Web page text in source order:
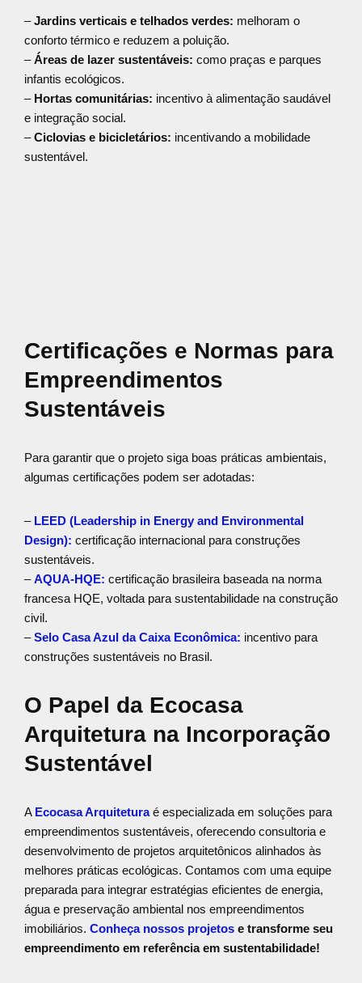
–Jardins verticais e telhados verdes: melhoram o
conforto térmico e reduzem a poluição.
–Áreas de lazer sustentáveis: como praças e parques
infantis ecológicos.
– Hortas comunitárias: incentivo à alimentação saudável
e integração social.
–Ciclovias e bicicletários: incentivando a mobilidade
sustentável.
Certificações e Normas para
Empreendimentos
Sustentáveis
Para garantir que o projeto siga boas práticas ambientais,
algumas certificações podem ser adotadas:
– LEED (Leadership in Energy and Environmental
Design): certificação internacional para construções
sustentáveis.
–AQUA-HQE: certificação brasileira baseada na norma
francesa HQE, voltada para sustentabilidade na construção
civil.
–Selo Casa Azul da Caixa Econômica: incentivo para
construções sustentáveis no Brasil.
O Papel da Ecocasa
Arquitetura na Incorporação
Sustentável
A Ecocasa Arquiteturaé especializada em soluções para
empreendimentos sustentáveis, oferecendo consultoria e
desenvolvimento de projetos arquitetônicos alinhados às
melhores práticas ecológicas. Contamos com uma equipe
preparada para integrar estratégias eficientes de energia,
água e preservação ambiental nos empreendimentos
imobiliários. Conheça nossos projetos e transforme seu
empreendimento em referência em sustentabilidade!